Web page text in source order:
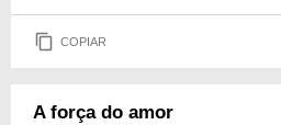
COPIAR
A força do amor